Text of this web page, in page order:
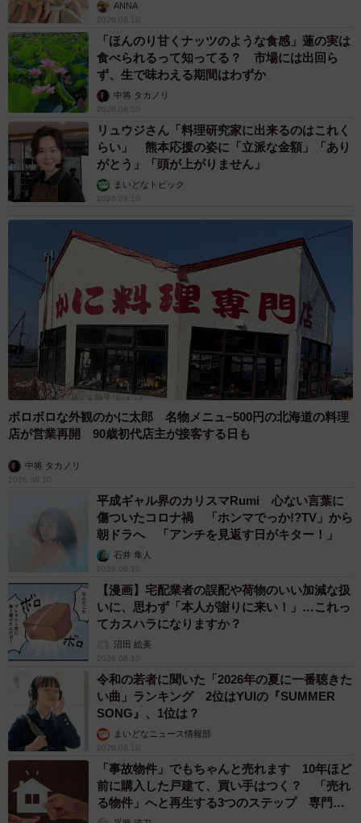
5/5
入浴介助が原因で、身体的な不調『腰痛・肩こり・熱中症など』を経験
したことはありますか？（提供画像）
さらに、「入浴介助が原因で、身体的な不調（腰痛・肩こ
り・熱中症など）を経験したことはありますか」と聞いて
みました。
その結果、「ない」と回答した人は52.0%、「ある」は
48.0%となりました。
約半数の介助者が、入浴介助によって腰痛や肩こり、熱中
症など、何らかの身体的不調を経験していることが分かり
この結果から、入浴介助は日常業務の一つでありながら、
身体への負担や健康リスクを伴う、見過ごせない業務であ
ることがうかがえます。
最後に、「入浴介助に関して、負担に感じた経験や改善し
てほしい点」について聞いてみたところ、以下のような回
答が寄せられました。
・利用者の身体は冷やさずに、介助者の熱中症対策ができ
るように改善してほしい。（30代・男性）
・入浴を何時から何時までに終わらせる、というのではな
く、日勤帯の間に終わらせる、として入浴専門のスタッフ
を設置してほしい。（30代・女性）
ANNA
2026.08.10
「ほんのり甘くナッツのような食感」蓮の実は
食べられるって知ってる？ 市場には出回ら
ず、生で味わえる期間はわずか
中将 タカノリ
2026.08.10
リュウジさん「料理研究家に出来るのはこれく
らい」 熊本応援の姿に「立派な金額」「あり
がとう」「頭が上がりません」
まいどなトピック
2026.08.10
ボロボロな外観のかに太郎 名物メニュ−500円の北海道の料理
店が営業再開 90歳初代店主が接客する日も
中将 タカノリ
2026.08.10
平成ギャル界のカリスマRumi 心ない言葉に
傷ついたコロナ禍 「ホンマでっか!?TV」から
朝ドラへ 「アンチを見返す日がキター！」
石井 隼人
2026.08.10
【漫画】宅配業者の誤配や荷物のいい加減な扱
いに、思わず「本人が謝りに来い！」…これっ
てカスハラになりますか？
沼田 絵美
2026.08.10
令和の若者に聞いた「2026年の夏に一番聴きた
い曲」ランキング 2位はYUIの『SUMMER
SONG』、1位は？
まいどなニュース情報部
2026.08.10
「事故物件」でもちゃんと売れます 10年ほど
前に購入した戸建て、買い手はつく？ 「売れ
る物件」へと再生する3つのステップ 専門家
が解説